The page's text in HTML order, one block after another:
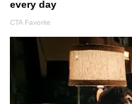
LA PRENSA VIDEOS